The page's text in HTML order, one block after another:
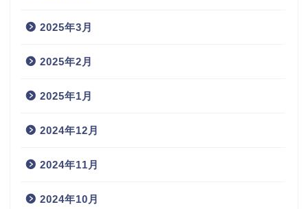
2025年3月
2025年2月
2025年1月
2024年12月
2024年11月
2024年10月